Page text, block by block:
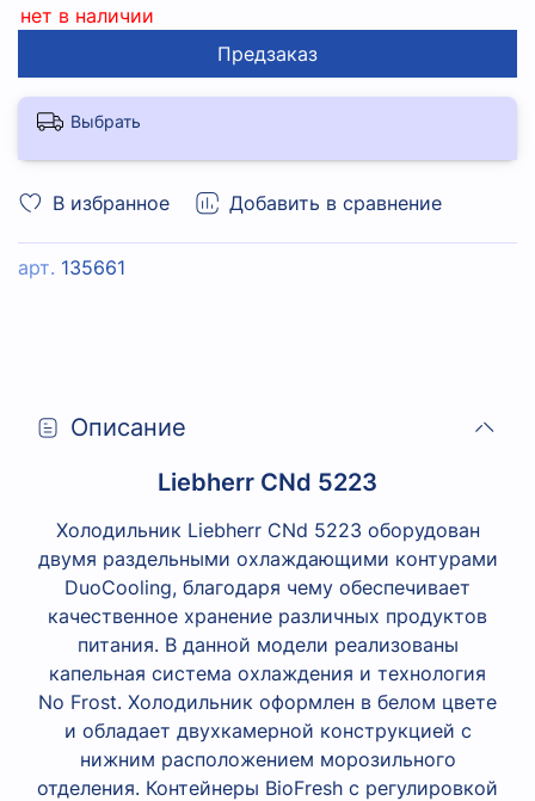
В избранное Добавить в сравнение
арт. 135661
нет в наличии
Предзаказ
Выбрать
Описание
Liebherr CNd 5223
Холодильник Liebherr CNd 5223 оборудован
двумя раздельными охлаждающими контурами
DuoCooling, благодаря чему обеспечивает
качественное хранение различных продуктов
питания. В данной модели реализованы
капельная система охлаждения и технология
No Frost. Холодильник оформлен в белом цвете
и обладает двухкамерной конструкцией с
нижним расположением морозильного
отделения. Контейнеры BioFresh с регулировкой